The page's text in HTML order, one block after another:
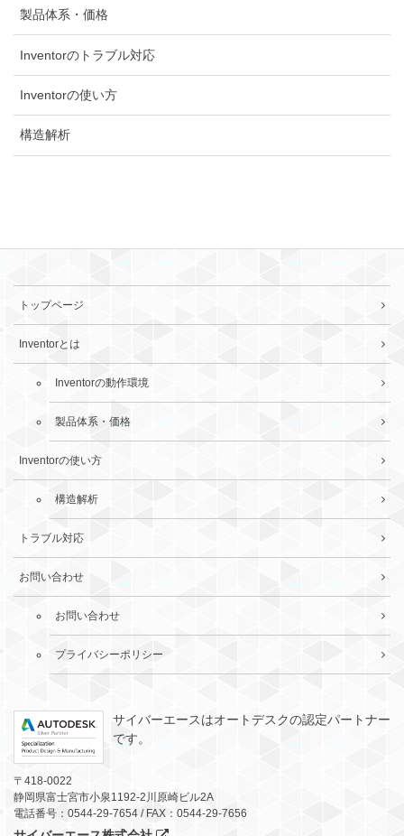
製品体系・価格
Inventorのトラブル対応
Inventorの使い方
構造解析
トップページ
Inventorとは
Inventorの動作環境
製品体系・価格
Inventorの使い方
構造解析
トラブル対応
お問い合わせ
お問い合わせ
プライバシーポリシー
サイバーエースはオートデスクの認定パートナー
です。
〒418-0022
静岡県富士宮市小泉1192-2川原崎ビル2A
電話番号：0544-29-7654 / FAX：0544-29-7656